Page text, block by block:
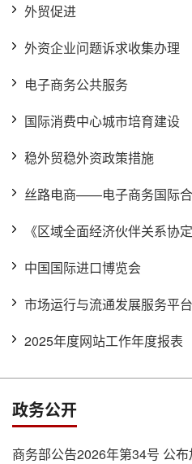
外贸促进
外资企业问题诉求收集办理
电子商务公共服务
国际消费中心城市培育建设
稳外贸稳外资政策措施
丝路电商——电子商务国际
《区域全面经济伙伴关系协
中国国际进口博览会
市场运行与流通发展服务平台
2025年度网站工作年度报表
政务公开
商务部公告2026年第34号 公